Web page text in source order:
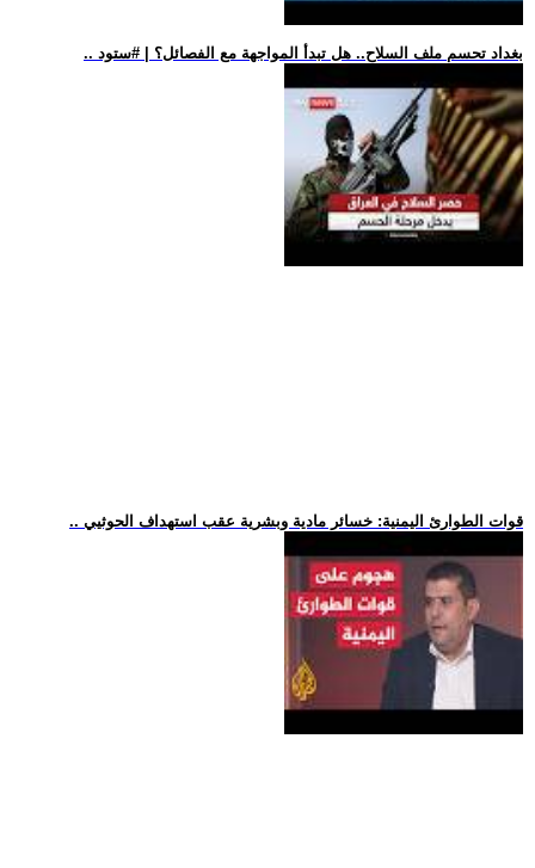
.. بغداد تحسم ملف السلاح.. هل تبدأ المواجهة مع الفصائل؟ | #ستود
.. قوات الطوارئ اليمنية: خسائر مادية وبشرية عقب استهداف الحوثيي